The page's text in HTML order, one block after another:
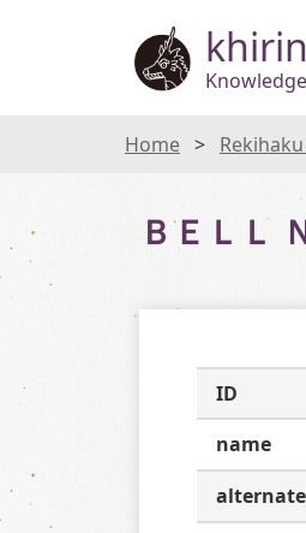
khirin
Home
ＢＥＬＬ
ID
name